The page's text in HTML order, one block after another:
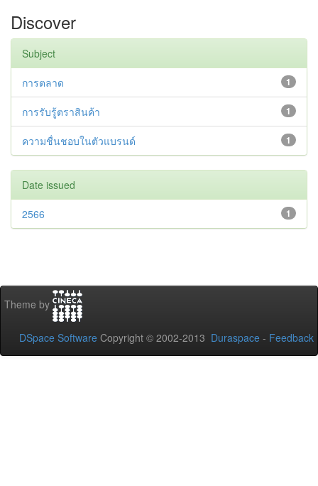
Discover
Subject
1
การตลาด
1
การรับรู้ตราสินค้า
1
ความชื่นชอบในตัวแบรนด์
Date issued
1
2566
Theme by
DSpace Software Copyright © 2002-2013 Duraspace - Feedback